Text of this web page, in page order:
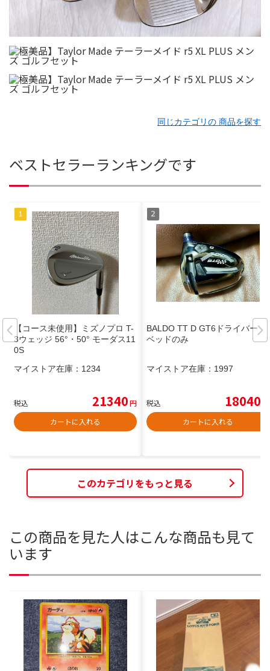
同じカテゴリの 商品を探す
ベストセラーランキングです
【コース未使用】ミズノプロ T-
3ウェッジ 56°・50° モーダス11
0S
マイストア在庫： 1234
税込 21340円
カートに入れる
BALDO TT D GT6ドライバー
ベッドのみ
マイストア在庫： 1997
税込 18040
カートに入れる
このカテゴリをもっと見る
この商品を見た人はこんな商品も見て
います